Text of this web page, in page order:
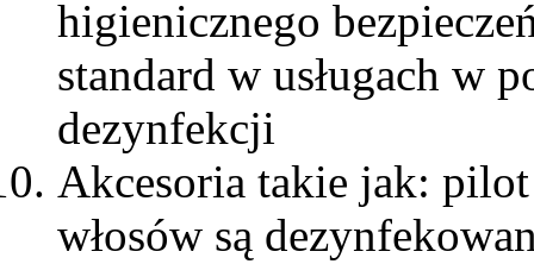
higienicznego
standard w usługach w
dezynfekcji
Akcesoria takie jak:
włosów są